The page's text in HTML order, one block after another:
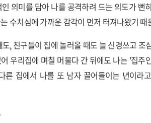
의미를 담아 나를 공격하려 드는 의도가 뻔
수치심에 가까운 감각이 먼저 터져나왔기 때
, 친구들이 집에 놀러올 때도 늘 신경쓰고 조
우리집에 며칠 머물다 간 뒤에도 나는 '집주
른 집에서 나를 또 남자 끌어들이는 년이라